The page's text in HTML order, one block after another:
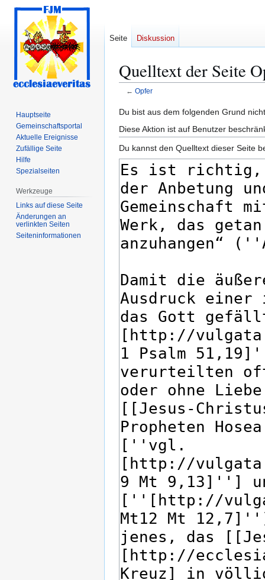
Quelltext der Seite
← Opfer
Zur
Navigation
springen
Zur
Suche
springen
Du bist aus dem folgenden Grund
Diese Aktion ist auf Benutzer
Du kannst den Quelltext dieser Seite
Seite Diskussion
Hauptseite
Gemeinschafts­portal
Aktuelle Ereignisse
Zufällige Seite
Hilfe
Spezialseiten
Werkzeuge
Links auf diese Seite
Änderungen an
verlinkten Seiten
Seiten­­informationen